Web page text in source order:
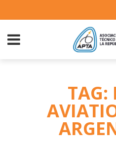
TAG: